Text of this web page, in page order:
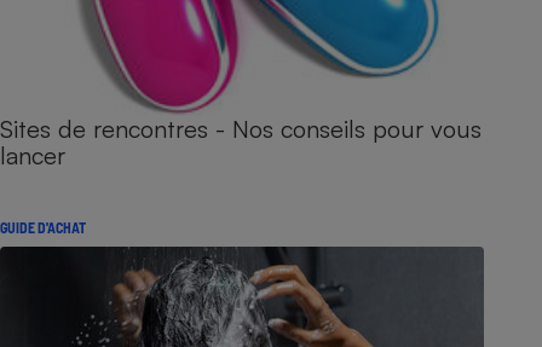
Sites de rencontres - Nos conseils pour vous
lancer
GUIDE D'ACHAT